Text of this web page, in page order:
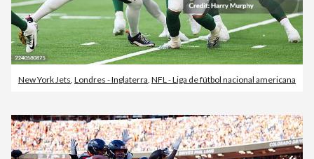
New York Jets, Londres - Inglaterra, NFL - Liga de fútbol nacional americana